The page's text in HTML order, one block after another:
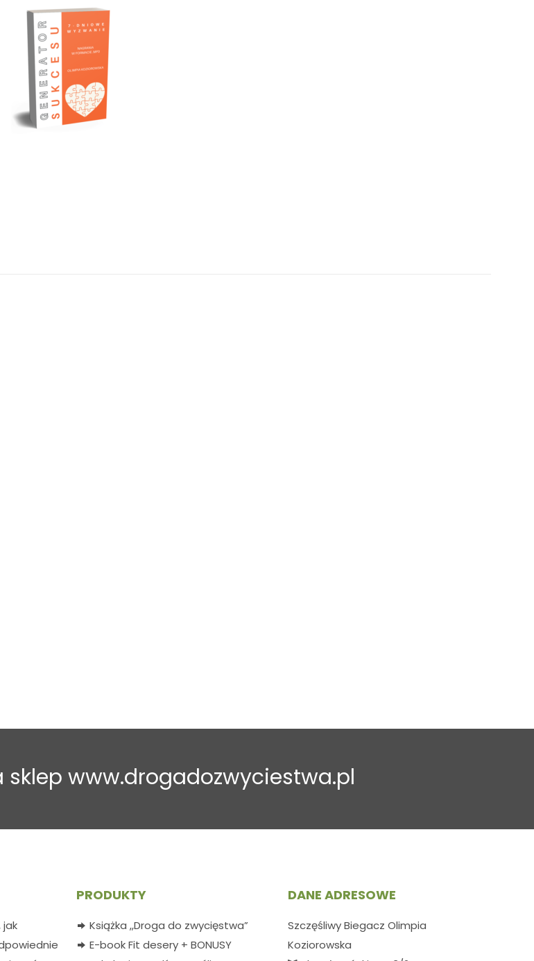
sklep www.drogadozwyciestwa.pl
jak
PRODUKTY
Książka ,,Droga do zwycięstwa”
E-book Fit desery + BONUSY
DANE ADRESOWE
Szczęśliwy Biegacz Olimpia
Koziorowska